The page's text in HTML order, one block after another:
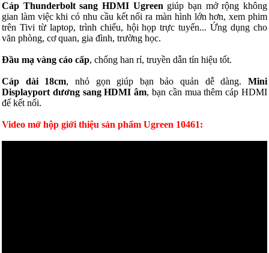
Cáp Thunderbolt sang HDMI Ugreen giúp bạn mở rộng không
gian làm việc khi có nhu cầu kết nối ra màn hình lớn hơn, xem phim
trên Tivi từ laptop, trình chiếu, hội họp trực tuyến... Ứng dụng cho
văn phòng, cơ quan, gia đình, trường học.
Đầu mạ vàng cáo cấp, chống han rỉ, truyền dẫn tín hiệu tốt.
Cáp dài 18cm, nhỏ gọn giúp bạn bảo quản dễ dàng.Mini
Displayport dương sang HDMI âm, bạn cần mua thêm cáp HDMI
để kết nối.
Video mở hộp giới thiệu sản phẩm Ugreen 10461: